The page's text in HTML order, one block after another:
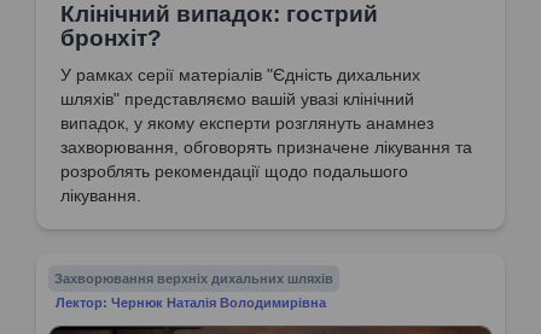
Клінічний випадок: гострий
бронхіт?
У рамках серії матеріалів "Єдність дихальних
шляхів" представляємо вашій увазі клінічний
випадок, у якому експерти розглянуть анамнез
захворювання, обговорять призначене лікування та
розроблять рекомендації щодо подальшого
лікування.
Захворювання верхніх дихальних шляхів
Лектор: Чернюк Наталія Володимирівна